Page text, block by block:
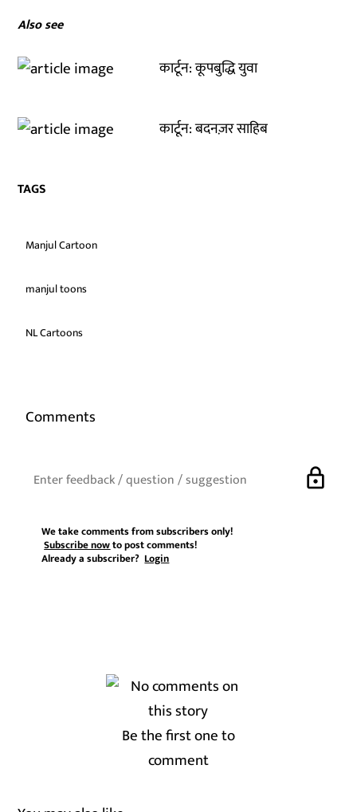
Also see
कार्टून: कूपबुद्धि युवा
कार्टून: बदनज़र साहिब
TAGS
Manjul Cartoon
manjul toons
NL Cartoons
Comments
lock
We take comments from subscribers only!
Subscribe nowto post comments!
Already a subscriber?Login
Be the first one to
comment